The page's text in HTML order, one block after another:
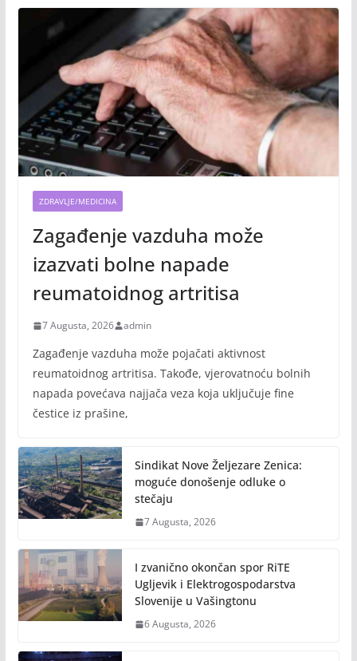
ZDRAVLJE/MEDICINA
Zagađenje vazduha može
izazvati bolne napade
reumatoidnog artritisa
7 Augusta, 2026 admin
Zagađenje vazduha može pojačati aktivnost
reumatoidnog artritisa. Takođe, vjerovatnoću bolnih
napada povećava najjača veza koja uključuje fine
čestice iz prašine,
Sindikat Nove Željezare Zenica:
moguće donošenje odluke o
stečaju
7 Augusta, 2026
I zvanično okončan spor RiTE
Ugljevik i Elektrogospodarstva
Slovenije u Vašingtonu
6 Augusta, 2026